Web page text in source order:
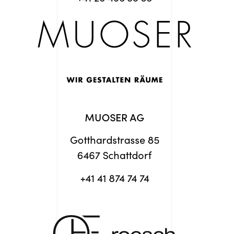
MUOSER AG
Gotthardstrasse 85
6467 Schattdorf
+41 41 874 74 74